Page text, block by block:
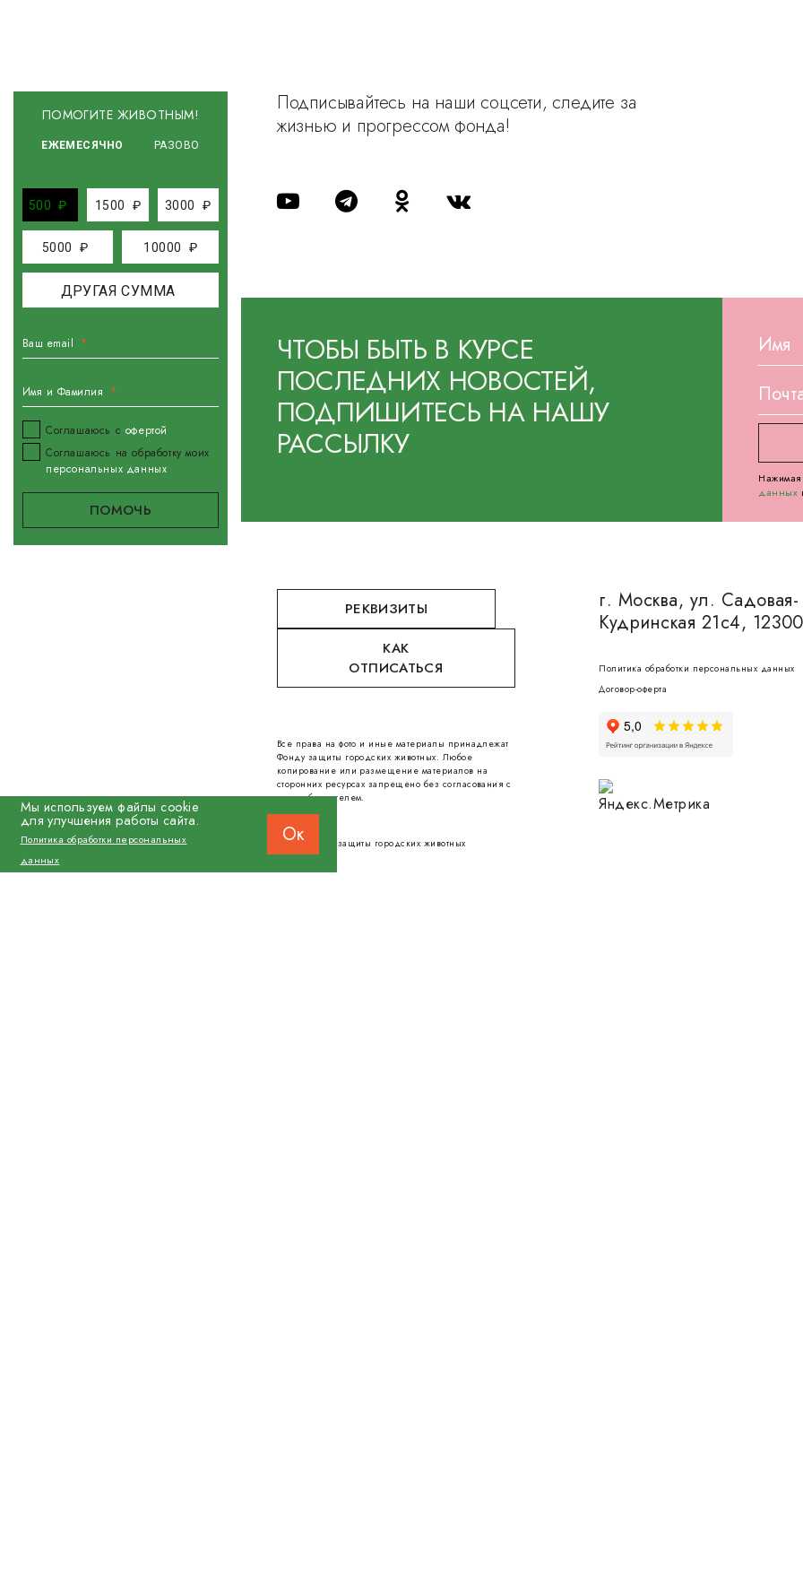
ПОМОГИТЕ ЖИВОТНЫМ!
ЕЖЕМЕСЯЧНО РАЗОВО
500 ₽ 1500 ₽ 3000 ₽
5000 ₽ 10000 ₽
Ваш email
Имя и Фамилия
Соглашаюсь с офертой
Соглашаюсь на обработку моих
персональных данных
Подписывайтесь на наши соцсети, следите за
жизнью и прогрессом фонда!
ЧТОБЫ БЫТЬ В КУРСЕ
ПОСЛЕДНИХ НОВОСТЕЙ,
ПОДПИШИТЕСЬ НА НАШУ
РАССЫЛКУ
Нажимая
данных
РЕКВИЗИТЫ
КАК
ОТПИСАТЬСЯ
Все права на фото и иные материалы принадлежат
Фонду защиты городских животных. Любое
копирование или размещение материалов на
сторонних ресурсах запрещено без согласования с
правообладателем.
© 2026 Фонд защиты городских животных
г. Москва, ул. Садовая-
Кудринская 21с4,
Политика обработки персональных данных
Договор-оферта
Мы используем файлы cookie
для улучшения работы сайта.
Политика обработки персональных
данных
Ок